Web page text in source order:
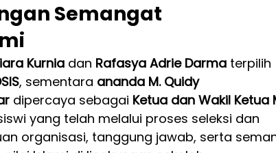
Semangat
Kurnia dan Rafasya Adrie Darma terpilih
, sementara ananda M. Quidy
dipercaya sebagai Ketua dan Wakil Ketua
yang telah melalui proses seleksi dan
organisasi, tanggung jawab, serta